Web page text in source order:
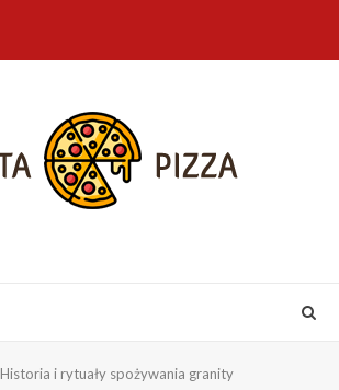
Historia i rytuały spożywania granity